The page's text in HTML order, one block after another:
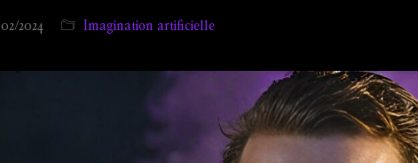
02/2024 Imagination artificielle